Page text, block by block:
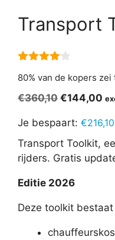
Transport
5
80% van de kopers
€360,10
was:
€360,10.
€144,00
is:
Je bespaart: €216,10
Transport Toolkit,
rijders. Gratis
Editie 2026
Deze toolkit